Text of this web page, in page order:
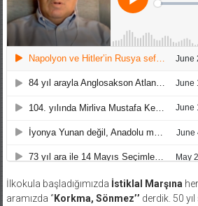
İlkokula başladığımızda İstiklal Marşına
aramızda ‘’ Korkma, Sönmez’’ derdik. 50